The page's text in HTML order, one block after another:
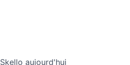
aujourd'hui